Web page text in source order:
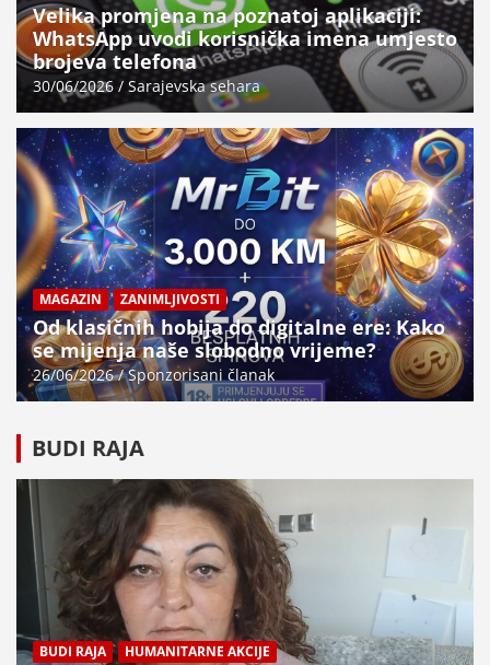
Velika promjena na poznatoj aplikaciji:
WhatsApp uvodi korisnička imena umjesto
brojeva telefona
30/06/2026 Sarajevska sehara
MAGAZIN ZANIMLJIVOSTI
Od klasičnih hobija do digitalne ere: Kako
se mijenja naše slobodno vrijeme?
26/06/2026 Sponzorisani članak
BUDI RAJA
BUDI RAJA HUMANITARNE AKCIJE